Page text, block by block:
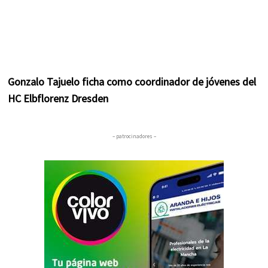
Gonzalo Tajuelo ficha como coordinador de jóvenes del
HC Elbflorenz Dresden
– patrocinadores –